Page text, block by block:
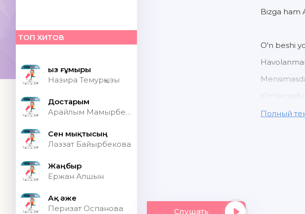
ТОП ХИТОВ
Қыз ғұмыры
Назира Темурқызы
Достарым
Арайлым Мамырбекқызы
Сен мықтысың
Ләззат Байырбекова
Жаңбыр
Ержан Алшын
Ақ әже
Перизат Оспанова
Слушать
Bizga ham
O'n beshi
Полный